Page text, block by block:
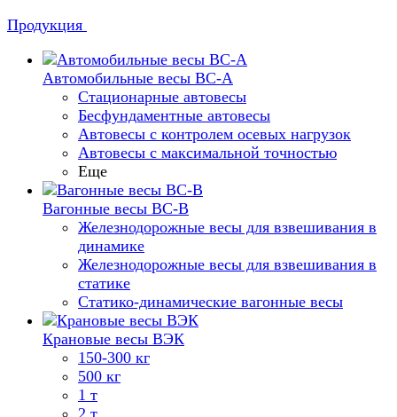
Продукция
Автомобильные весы ВС-А
Стационарные автовесы
Бесфундаментные автовесы
Автовесы с контролем осевых нагрузок
Автовесы с максимальной точностью
Еще
Вагонные весы ВС-В
Железнодорожные весы для взвешивания в
динамике
Железнодорожные весы для взвешивания в
статике
Статико-динамические вагонные весы
Крановые весы ВЭК
150-300 кг
500 кг
1 т
2 т